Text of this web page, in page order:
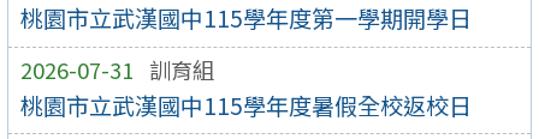
桃園市立武漢國中115學年度第一學期開學日
2026-07-31 訓育組
桃園市立武漢國中115學年度暑假全校返校日